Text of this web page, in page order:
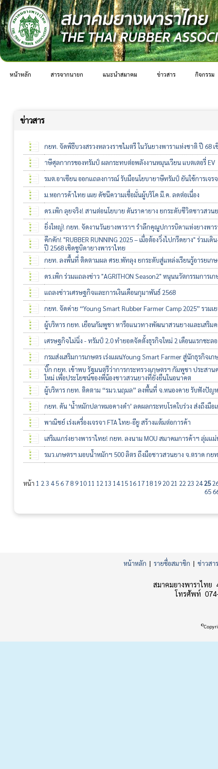
หน้าหลัก สารจากนายก แนะนำสมาคม ข่าวสาร กิจกรรม
ข่าวสาร
กยท. จัดพิธีบวงสรวงหลวงราชไมตรี ในวันยางพาราแห่งชาติ ปี 68
าษีศุลกากรของทรัมป์ ผลกระทบต่อพลังงานหมุนเวียน แบตเตอรี่ EV
รมต.อาเซียน ออกแถลงการณ์ รับมือนโยบายาษีทรัมป์ ยันใช้การเจร
ม.หอการค้าไทย เผย ดัชนีความเชื่อมั่นผู้บริโค มี.ค. ลดต่อเนื่อง
ดร.เพิก ลุยจริง! สานต่อนโยบาย ดันราคายาง ยกระดับชีวิตชาวสวน
ยิ่งใหญ่! กยท. จัดงานวันยางพาราฯ รำลึกคุณูปการบิดาแห่งยางพา
คึกคัก! "RUBBER RUNNING 2025 – เมื่อต้องวิ่งไปกรีดยาง" ร่ว
ปี 2568 เชิดชูบิดายางพาราไทย
กยท. ลงพื้นที่ ติดตามผล ศรย.พัทลุง ยกระดับสู่แหล่งเรียนรู้อารยเก
ดร.เพิก ร่วมแถลงข่าว "AGRITHON Season2" หนุนนวัตกรรมการเ
แถลงข่าวเศรษฐกิจและการเงินเดือนกุมาพันธ์ 2568
กยท. จัดค่าย “Young Smart Rubber Farmer Camp 2025” รวม
ผู้บริหาร กยท. เยือนกัมพูชา หารือแนวทางพัฒนาสวนยางและเสริม
เศรษฐกิจไม่นิ่ง - ทรัมป์ 2.0 ทำยอดจัดตั้งธุรกิจใหม่ 2 เดือนแรกชะลอ
กรมส่งเสริมการเกษตร เร่งแผนYoung Smart Farmer สู่นักธุรกิจเก
บิ๊ก กยท. เข้าพบ รัฐมนตรีว่าการกระทรวงเกษตรฯ กัมพูชา ประสา
ใหม่ เพื่อประโยชน์ของพี่น้องชาวสวนยางที่ยั่งยืนในอนาคต
ผู้บริหาร กยท. ติดตาม “รมว.นฤมล” ลงพื้นที่ จ.หนองคาย รับฟังปัญ
กยท. ดัน ‘น้ำหมักปลาหมอคางดำ’ ลดผลกระทบโรคใบร่วง ส่งถึงมือ
พาณิชย์ เร่งเครื่องเจรจา FTA ไทย-อียู สร้างแต้มต่อการค้า
เสริมแกร่งยางพาราไทย! กยท. ลงนาม MOU สมาคมการค้าฯ ลุ่มแ
รมว.เกษตรฯ มอบน้ำหมักฯ 500 ลิตร ถึงมือชาวสวนยาง จ.ตราด ก
หน้า 1 2 3 456 78 9 10 11 12 13 1415 16 17 18 19 20 21 22 23 2425
65
หน้าหลัก | รายชื่อสมาชิก | ข่าวสาร
สมาคมยางพาราไทย
โทรศัพท์
©